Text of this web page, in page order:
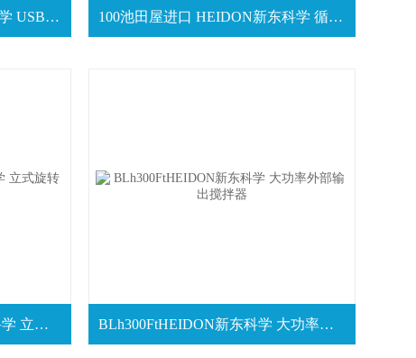
BL300R现货 HEIDON新东科学 USB/外部输入遥控搅拌器 100池田屋进口 HEIDON新东科学 循环搅拌器
BL600Z+全新HEIDON新东科学 立式旋转搅拌器 BLh300FtHEIDON新东科学 大功率外部输出搅拌器